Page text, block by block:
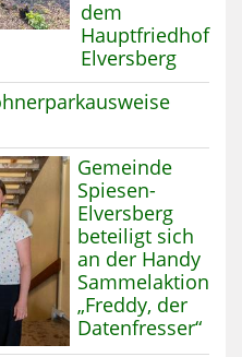
dem
Hauptfriedhof
Elversberg
Mehr zum Thema:
Gemeinde
Spiesen-
Elversberg
beteiligt sich
an der Handy
Sammelaktion
„Freddy, der
Datenfresser“